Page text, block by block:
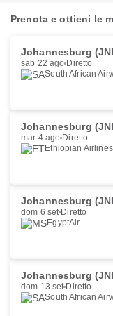
Prenota e ottieni le
Johannesburg
sab 22 ago Diretto
South African
Johannesburg
mar 4 ago Diretto
Ethiopian Airlines
Johannesburg
dom 6 set Diretto
EgyptAir
Johannesburg
dom 13 set Diretto
South African